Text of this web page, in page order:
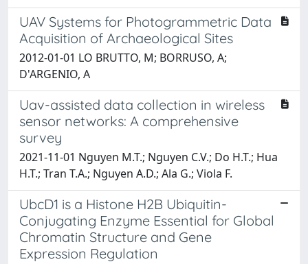
UAV Systems for Photogrammetric Data
Acquisition of Archaeological Sites
2012-01-01 LO BRUTTO, M; BORRUSO, A;
D'ARGENIO, A
Uav-assisted data collection in wireless
sensor networks: A comprehensive
survey
2021-11-01 Nguyen M.T.; Nguyen C.V.; Do H.T.; Hua
H.T.; Tran T.A.; Nguyen A.D.; Ala G.; Viola F.
UbcD1 is a Histone H2B Ubiquitin-
Conjugating Enzyme Essential for Global
Chromatin Structure and Gene
Expression Regulation